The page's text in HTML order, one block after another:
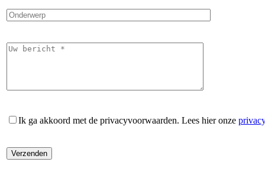
Ik ga akkoord met de privacyvoorwaarden. Lees hier onze